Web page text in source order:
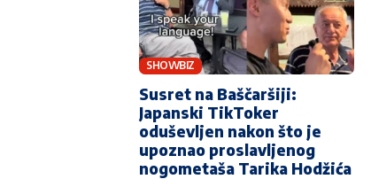
SHOWBIZ
Susret na Baščaršiji:
Japanski TikToker
oduševljen nakon što je
upoznao proslavljenog
nogometaša Tarika Hodžića